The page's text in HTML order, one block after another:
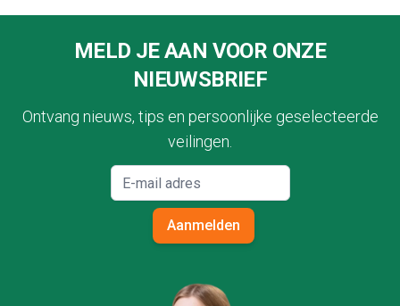
MELD JE AAN VOOR ONZE
NIEUWSBRIEF
Ontvang nieuws, tips en persoonlijke geselecteerde
veilingen.
Aanmelden